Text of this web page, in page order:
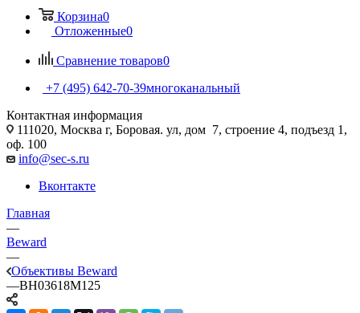
Корзина0
Отложенные0
Сравнение товаров0
+7 (495) 642-70-39многоканальный
Контактная информация
111020, Москва г, Боровая. ул, дом 7, строение 4, подъезд 1,
оф. 100
info@sec-s.ru
Вконтакте
Главная
—
Beward
—
Объективы Beward
—BH03618M125